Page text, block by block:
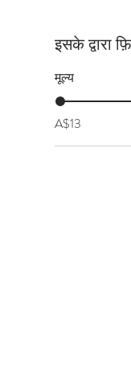
इसके द्वारा
मूल्य
A$13